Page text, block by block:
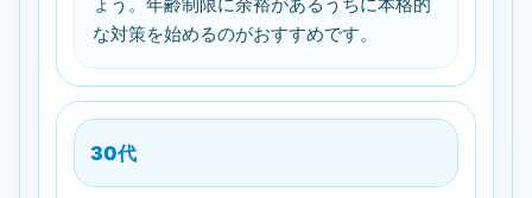
ょう。年齢制限に余裕があるうちに本格的
な対策を始めるのがおすすめです。
30代